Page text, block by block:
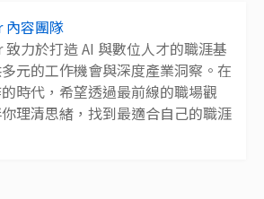
容團隊
力於打造 AI 與數位人才的職涯基
元的工作機會與深度產業洞察。在
時代，希望透過最前線的職場觀
理清思緒，找到最適合自己的職涯